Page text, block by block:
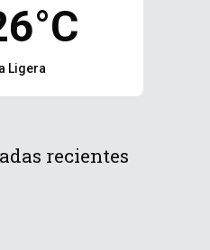
Ligera
recientes